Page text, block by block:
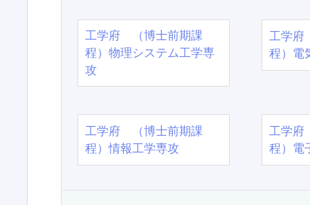
工学府 （博士前期課
程）物理システム工学専
攻
工学
程）電
工学府 （博士前期課
程）情報工学専攻
工学
程）電